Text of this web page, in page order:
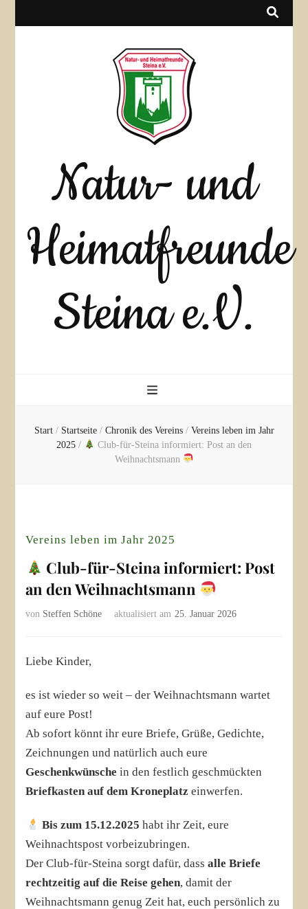
Natur- und
Heimatfreunde
Steina e.V.
Start / Startseite / Chronik des Vereins / Vereins leben im Jahr
2025/
Club-für-Steina informiert: Post an den
Weihnachtsmann
Vereins leben im Jahr 2025
Club-für-Steina informiert: Post
an den Weihnachtsmann
von Steffen Schöne aktualisiert am 25. Januar 2026
Liebe Kinder,
es ist wieder so weit – der Weihnachtsmann wartet
auf eure Post!
Ab sofort könnt ihr eure Briefe, Grüße, Gedichte,
Zeichnungen und natürlich auch eure
Geschenkwünsche in den festlich geschmückten
Briefkasten auf dem Kroneplatz einwerfen.
Bis zum 15.12.2025 habt ihr Zeit, eure
Weihnachtspost vorbeizubringen.
Der Club-für-Steina sorgt dafür, dassalle Briefe
rechtzeitig auf die Reise gehen, damit der
Weihnachtsmann genug Zeit hat, euch persönlich zu